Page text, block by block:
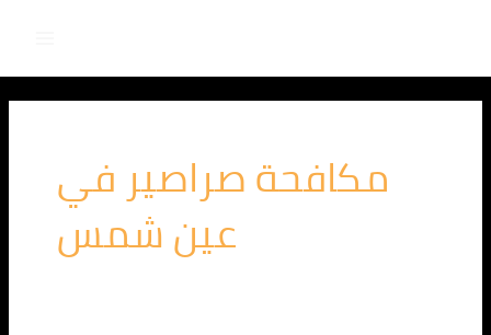
المحتوى
مكافحة صراصير في
عين شمس